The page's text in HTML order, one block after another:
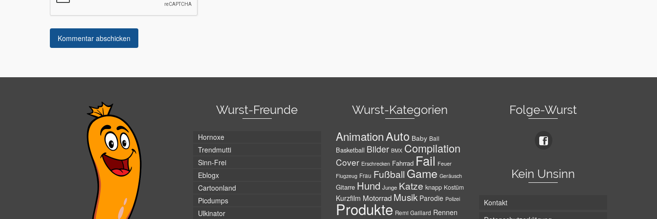
Wurst-Freunde
Hornoxe
Trendmutti
Sinn-Frei
Eblogx
Cartoonland
Picdumps
Ulkinator
Wurst-Kategorien
AnimationAuto Baby Ball
Basketball Bilder BMX Compilation
Cover Erschrecken Fahrrad Fail Feuer
Flugzeug Frau Fußball Game Geräusch
Gitarre Hund Junge Katze knapp Kostüm
Kurzfilm Motorrad Musik Parodie Polizei
Produkte Remi Gaillard Rennen
Folge-Wurst
Kein Unsinn
Kontakt